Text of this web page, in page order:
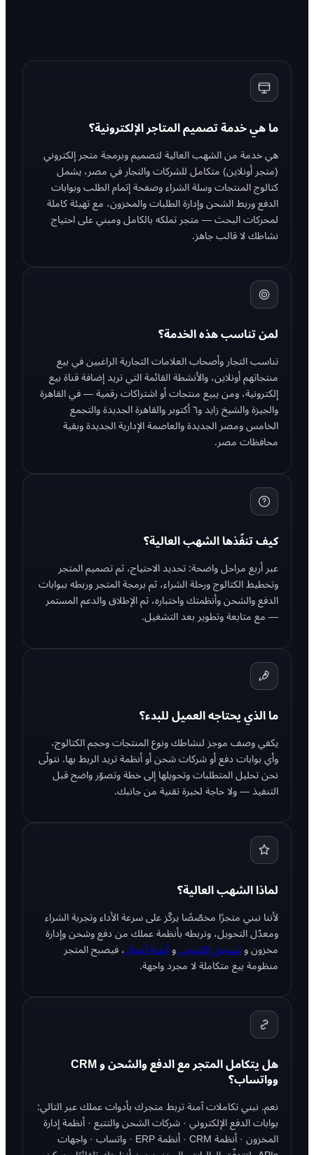
ما هي خدمة تصميم المتاجر الإلكترونية؟
هي خدمة من الشهب العالية لتصميم وبرمجة متجر إلكتروني
(متجر أونلاين) متكامل للشركات والتجار في مصر، يشمل
كتالوج المنتجات وسلة الشراء وصفحة إتمام الطلب وبوابات
الدفع وربط الشحن وإدارة الطلبات والمخزون، مع تهيئة كاملة
لمحركات البحث — متجر تملكه بالكامل ومبني على احتياج
نشاطك لا قالب جاهز.
لمن تناسب هذه الخدمة؟
تناسب التجار وأصحاب العلامات التجارية الراغبين في بيع
منتجاتهم أونلاين، والأنشطة القائمة التي تريد إضافة قناة بيع
إلكترونية، ومن يبيع منتجات أو اشتراكات رقمية — في القاهرة
والجيزة والشيخ زايد و٦ أكتوبر والقاهرة الجديدة والتجمع
الخامس ومصر الجديدة والعاصمة الإدارية الجديدة وبقية
محافظات مصر.
كيف تنفّذها الشهب العالية؟
عبر أربع مراحل واضحة: تحديد الاحتياج، ثم تصميم المتجر
وتخطيط الكتالوج ورحلة الشراء، ثم برمجة المتجر وربطه ببوابات
الدفع والشحن وأنظمتك واختباره، ثم الإطلاق والدعم المستمر
— مع متابعة وتطوير بعد التشغيل.
ما الذي يحتاجه العميل للبدء؟
يكفي وصف موجز لنشاطك ونوع المنتجات وحجم الكتالوج،
وأي بوابات دفع أو شركات شحن أو أنظمة تريد الربط بها. نتولّى
نحن تحليل المتطلبات وتحويلها إلى خطة وتصوّر واضح قبل
التنفيذ — ولا حاجة لخبرة تقنية من جانبك.
لماذا الشهب العالية؟
لأننا نبني متجرًا مخصّصًا يركّز على سرعة الأداء وتجربة الشراء
ومعدّل التحويل، ونربطه بأنظمة عملك من دفع وشحن وإدارة
مخزون وتسويق إلكترونيوأتمتة أعمال، فيصبح المتجر
منظومة بيع متكاملة لا مجرد واجهة.
هل يتكامل المتجر مع الدفع والشحن و CRM
وواتساب؟
نعم. نبني تكاملات آمنة تربط متجرك بأدوات عملك عبر التالي:
بوابات الدفع الإلكتروني · شركات الشحن والتتبع · أنظمة إدارة
المخزون · أنظمة CRM · أنظمة ERP · واتساب · واجهات